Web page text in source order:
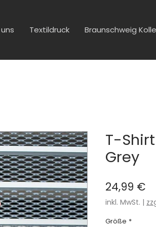
Textildruck Braunschweig
T-
Grey
24,99 €
inkl. MwSt. |
Größe *